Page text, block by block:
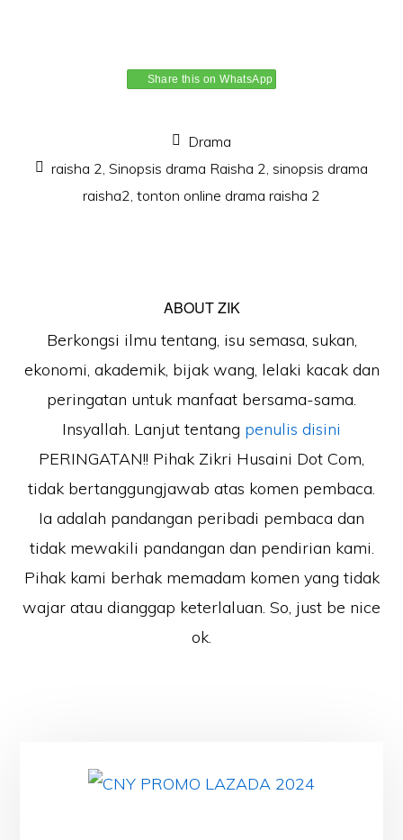
Share this on WhatsApp
Drama
raisha 2, Sinopsis drama Raisha 2, sinopsis drama
raisha2, tonton online drama raisha 2
ABOUTZIK
Berkongsi ilmu tentang, isu semasa, sukan,
ekonomi, akademik, bijak wang, lelaki kacak dan
peringatan untuk manfaat bersama-sama.
Insyallah. Lanjut tentang penulis disini
PERINGATAN!! Pihak Zikri Husaini Dot Com,
tidak bertanggungjawab atas komen pembaca.
Ia adalah pandangan peribadi pembaca dan
tidak mewakili pandangan dan pendirian kami.
Pihak kami berhak memadam komen yang tidak
wajar atau dianggap keterlaluan. So, just be nice
ok.